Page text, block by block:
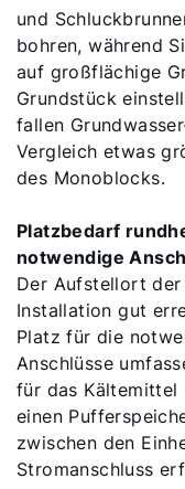
und
bohren, während
auf großflächige
Grundstück
fallen
Vergleich etwas
des Monoblocks.
Platzbedarf
notwendige
Der Aufstellort
Installation gut
Platz für die
Anschlüsse
für das Kältemittel
einen
zwischen den
Stromanschluss